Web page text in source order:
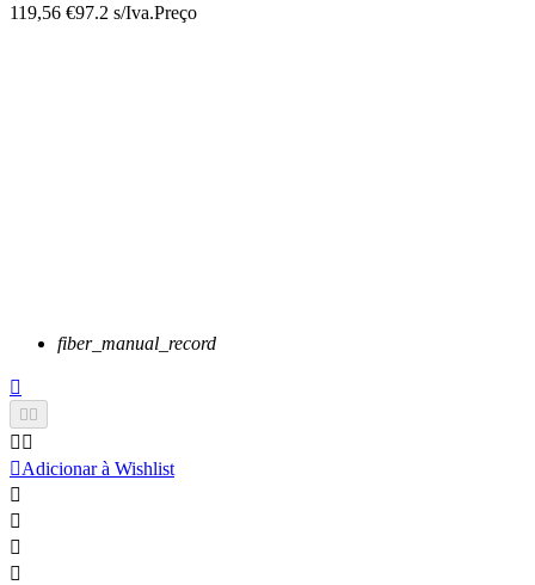
119,56 €97.2 s/Iva.Preço
fiber_manual_record


 
Adicionar à Wishlist



